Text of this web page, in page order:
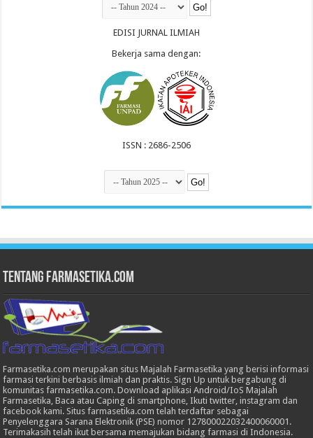
EDISI JURNAL ILMIAH
Bekerja sama dengan:
ISSN : 2686-2506
Tentang Farmasetika.com
Farmasetika.com merupakan situs Majalah Farmasetika yang berisi informasi
farmasi terkini berbasis ilmiah dan praktis. Sign Up untuk bergabung di
komunitas farmasetika.com. Download aplikasi Android/IoS Majalah
Farmasetika, Baca atau Caping di smartphone, Ikuti twitter, instagram dan
facebook kami. Situs farmasetika.com telah terdaftar sebagai
Penyelenggara Sarana Elektronik (PSE) nomor 127800022032400060001.
Terimakasih telah ikut bersama memajukan bidang farmasi di Indonesia.